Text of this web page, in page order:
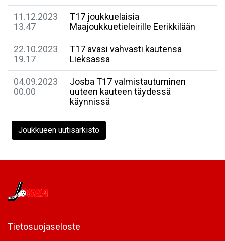
11.12.2023
13.47
T17 joukkuelaisia
Maajoukkuetieleirille Eerikkilään
22.10.2023
19.17
T17 avasi vahvasti kautensa
Lieksassa
04.09.2023
00.00
Josba T17 valmistautuminen
uuteen kauteen täydessä
käynnissä
Joukkueen uutisarkisto
Tietosuojaseloste